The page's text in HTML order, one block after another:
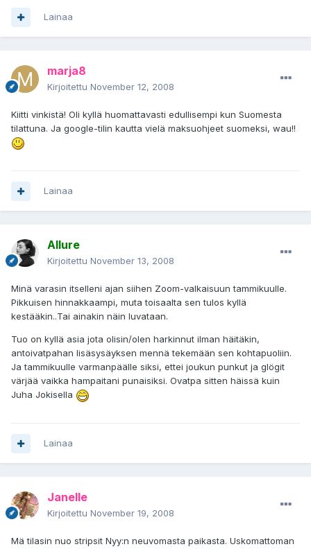
Lainaa
marja8
Kirjoitettu November 12, 2008
Kiitti vinkistä! Oli kyllä huomattavasti edullisempi kun Suomesta
tilattuna. Ja google-tilin kautta vielä maksuohjeet suomeksi, wau!!
Lainaa
Allure
Kirjoitettu November 13, 2008
Minä varasin itselleni ajan siihen Zoom-valkaisuun tammikuulle.
Pikkuisen hinnakkaampi, muta toisaalta sen tulos kyllä
kestääkin..Tai ainakin näin luvataan.
Tuo on kyllä asia jota olisin/olen harkinnut ilman häitäkin,
antoivatpahan lisäsysäyksen mennä tekemään sen kohtapuoliin.
Ja tammikuulle varmanpäälle siksi, ettei joukun punkut ja glögit
värjää vaikka hampaitani punaisiksi. Ovatpa sitten häissä kuin
Juha Jokisella
Lainaa
Janelle
Kirjoitettu November 19, 2008
Mä tilasin nuo stripsit Nyy:n neuvomasta paikasta. Uskomattoman